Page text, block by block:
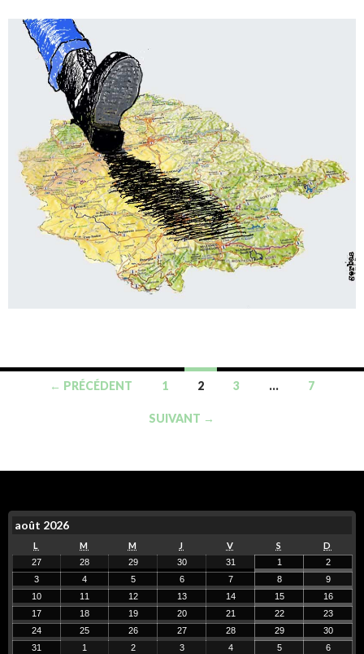
← PRÉCÉDENT 1 2 3 … 7
SUIVANT →
août 2026
L M M J V S D
27 28 29 30 31 1
2
3
4 5 6 7 8
9
10
11 12 13 14 15
16
17
18 19 20 21 22
23
24
25 26 27 28 29
30
31
1 2 3 4 5 6